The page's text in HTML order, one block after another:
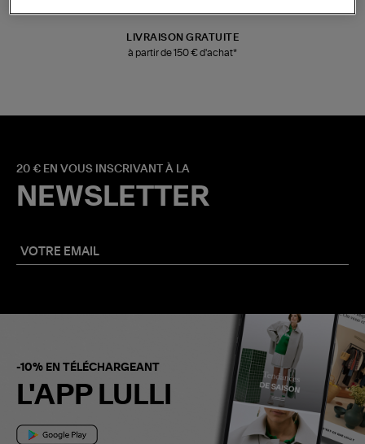
LIVRAISON GRATUITE
à partir de 150 € d'achat*
20 € EN VOUS INSCRIVANT À LA
NEWSLETTER
-10% EN TÉLÉCHARGEANT
L'APP LULLI